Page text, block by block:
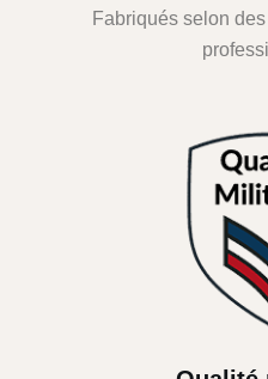
Fabriqués selon